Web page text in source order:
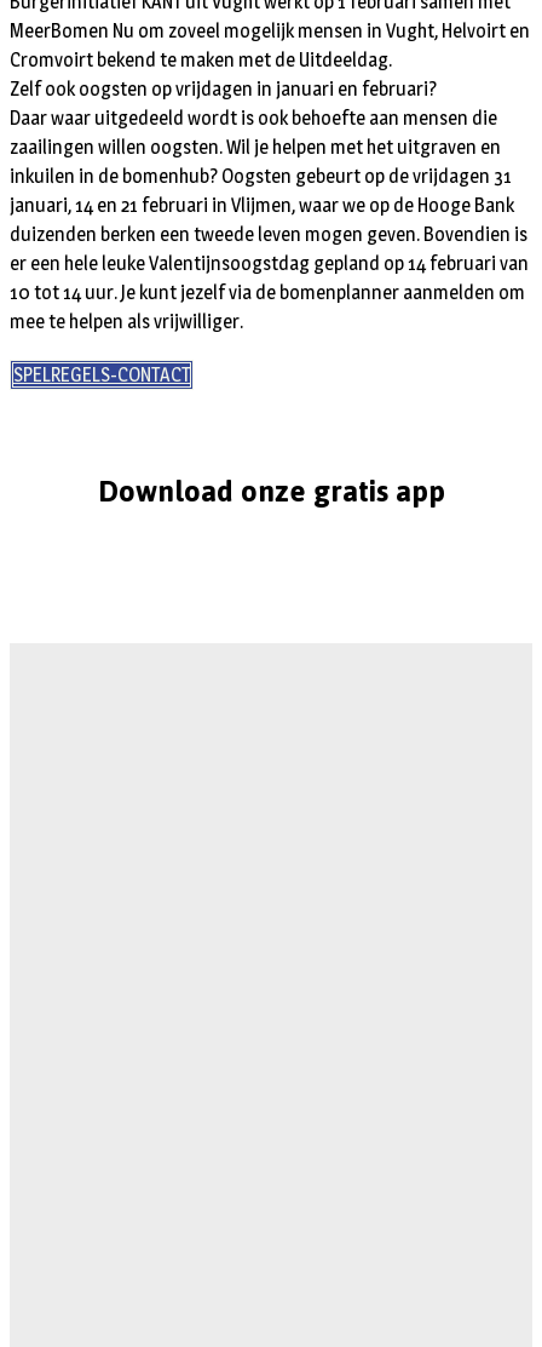
MeerBomen Nu om zoveel mogelijk mensen in Vught, Helvoirt en
Cromvoirt bekend te maken met de Uitdeeldag.
Zelf ook oogsten op vrijdagen in januari en februari?
Daar waar uitgedeeld wordt is ook behoefte aan mensen die
zaailingen willen oogsten. Wil je helpen met het uitgraven en
inkuilen in de bomenhub? Oogsten gebeurt op de vrijdagen 31
januari, 14 en 21 februari in Vlijmen, waar we op de Hooge Bank
duizenden berken een tweede leven mogen geven. Bovendien is
er een hele leuke Valentijnsoogstdag gepland op 14 februari van
10 tot 14 uur. Je kunt jezelf via de bomenplanner aanmelden om
mee te helpen als vrijwilliger.
SPELREGELS-CONTACT
Download onze gratis app